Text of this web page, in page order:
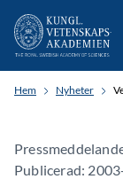
Hem Nyheter
Publicerad: